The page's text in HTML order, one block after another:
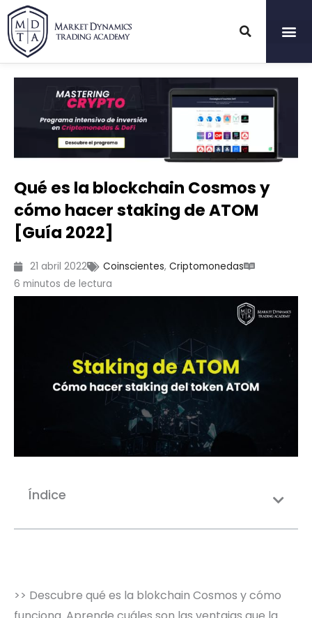
contenido
Qué es la blockchain Cosmos y
cómo hacer staking de ATOM
[Guía 2022]
21 abril 2022 Coinscientes, Criptomonedas
Índice
>> Descubre qué es la blokchain Cosmos y cómo